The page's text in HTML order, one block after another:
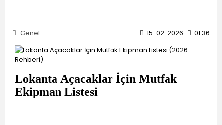
Genel 15-02-2026 01:36
Lokanta Açacaklar İçin Mutfak
Ekipman Listesi